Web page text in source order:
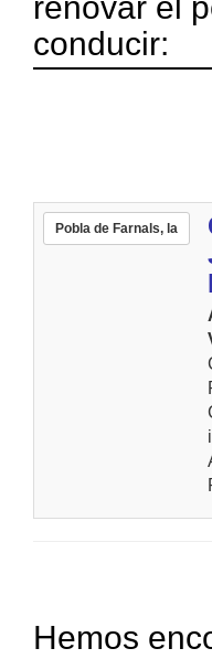
conducir:
Pobla de Farnals, la
Hemos